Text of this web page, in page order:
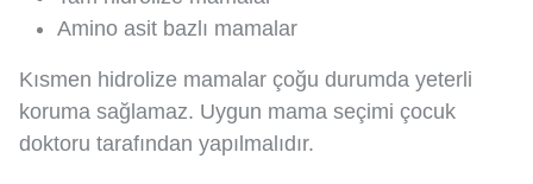
Amino asit bazlı mamalar
Kısmen hidrolize mamalar çoğu durumda yeterli
koruma sağlamaz. Uygun mama seçimi çocuk
doktoru tarafından yapılmalıdır.